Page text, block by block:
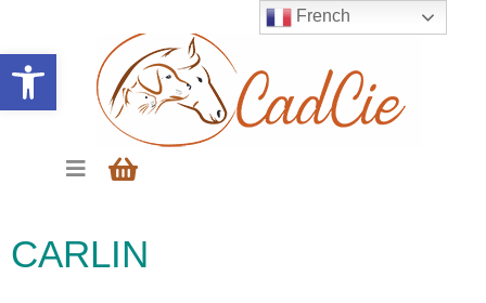
Ouvrir la barre d’outils
CARLIN
French